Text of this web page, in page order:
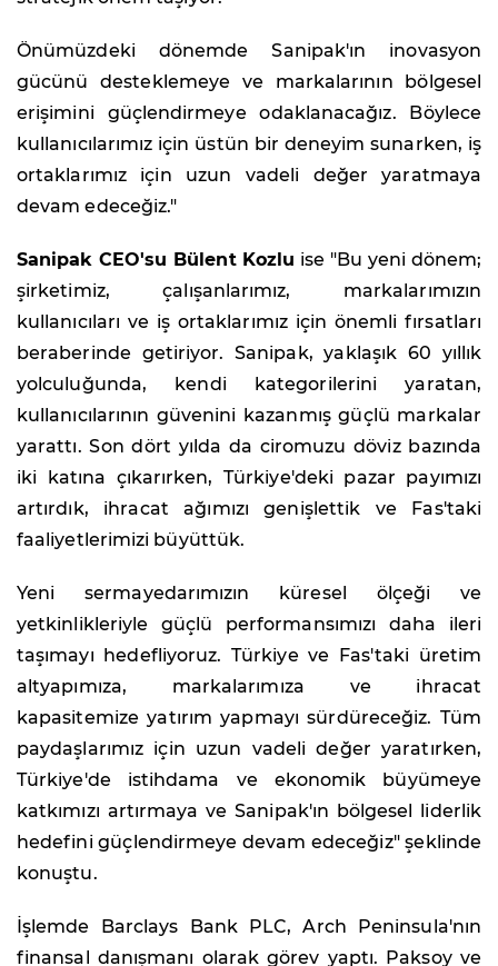
Önümüzdeki dönemde Sanipak'ın inovasyon
gücünü desteklemeye ve markalarının bölgesel
erişimini güçlendirmeye odaklanacağız. Böylece
kullanıcılarımız için üstün bir deneyim sunarken, iş
ortaklarımız için uzun vadeli değer yaratmaya
devam edeceğiz."
Sanipak CEO'su Bülent Kozlu ise "Bu yeni dönem;
şirketimiz, çalışanlarımız, markalarımızın
kullanıcıları ve iş ortaklarımız için önemli fırsatları
beraberinde getiriyor. Sanipak, yaklaşık 60 yıllık
yolculuğunda, kendi kategorilerini yaratan,
kullanıcılarının güvenini kazanmış güçlü markalar
yarattı. Son dört yılda da ciromuzu döviz bazında
iki katına çıkarırken, Türkiye'deki pazar payımızı
artırdık, ihracat ağımızı genişlettik ve Fas'taki
faaliyetlerimizi büyüttük.
Yeni sermayedarımızın küresel ölçeği ve
yetkinlikleriyle güçlü performansımızı daha ileri
taşımayı hedefliyoruz. Türkiye ve Fas'taki üretim
altyapımıza, markalarımıza ve ihracat
kapasitemize yatırım yapmayı sürdüreceğiz. Tüm
paydaşlarımız için uzun vadeli değer yaratırken,
Türkiye'de istihdama ve ekonomik büyümeye
katkımızı artırmaya ve Sanipak'ın bölgesel liderlik
hedefini güçlendirmeye devam edeceğiz" şeklinde
konuştu.
İşlemde Barclays Bank PLC, Arch Peninsula'nın
finansal danışmanı olarak görev yaptı. Paksoy ve